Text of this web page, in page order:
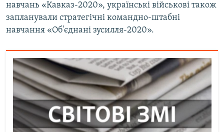
навчань «Кавказ-2020», українські військові також
запланували стратегічні командно-штабні
навчання «Об'єднані зусилля-2020».